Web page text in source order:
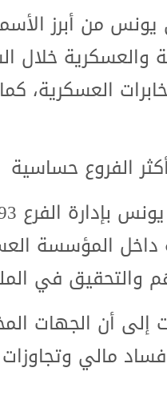
يونس من أبرز
والعسكرية
العسكرية،
داخل المؤسسة
والتحقيق في
إلى أن الجهات
مالي